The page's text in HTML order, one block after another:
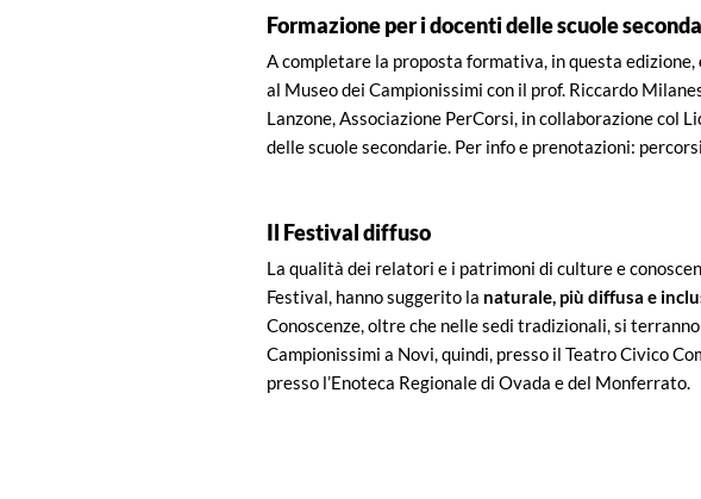
Formazione per i docenti delle scuole
A completare la proposta formativa, in questa edizione,
al Museo dei Campionissimi con il prof. Riccardo
Lanzone, Associazione PerCorsi, in collaborazione col
delle scuole secondarie. Per info e prenotazioni:
Il Festival diffuso
La qualità dei relatori e i patrimoni di culture e
Festival, hanno suggerito la naturale, più diffusa e
Conoscenze, oltre che nelle sedi tradizionali, si
Campionissimi a Novi, quindi, presso il Teatro Civico
presso l’Enoteca Regionale di Ovada e del Monferrato.